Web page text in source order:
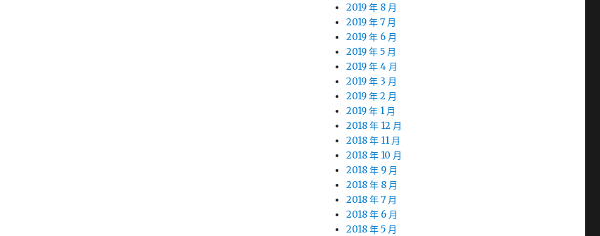
2019 年 8 月
2019 年 7 月
2019 年 6 月
2019 年 5 月
2019 年 4 月
2019 年 3 月
2019 年 2 月
2019 年 1 月
2018 年 12 月
2018 年 11 月
2018 年 10 月
2018 年 9 月
2018 年 8 月
2018 年 7 月
2018 年 6 月
2018 年 5 月